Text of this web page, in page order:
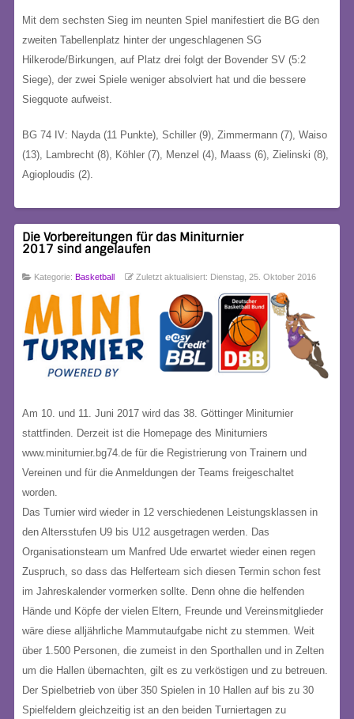
Mit dem sechsten Sieg im neunten Spiel manifestiert die BG den
zweiten Tabellenplatz hinter der ungeschlagenen SG
Hilkerode/Birkungen, auf Platz drei folgt der Bovender SV (5:2
Siege), der zwei Spiele weniger absolviert hat und die bessere
Siegquote aufweist.
BG 74 IV: Nayda (11 Punkte), Schiller (9), Zimmermann (7), Waiso
(13), Lambrecht (8), Köhler (7), Menzel (4), Maass (6), Zielinski (8),
Agioploudis (2).
Die Vorbereitungen für das Miniturnier
2017 sind angelaufen
Kategorie: Basketball Zuletzt aktualisiert: Dienstag, 25. Oktober 2016
Am 10. und 11. Juni 2017 wird das 38. Göttinger Miniturnier
stattfinden. Derzeit ist die Homepage des Miniturniers
www.miniturnier.bg74.de für die Registrierung von Trainern und
Vereinen und für die Anmeldungen der Teams freigeschaltet
worden.
Das Turnier wird wieder in 12 verschiedenen Leistungsklassen in
den Altersstufen U9 bis U12 ausgetragen werden. Das
Organisationsteam um Manfred Ude erwartet wieder einen regen
Zuspruch, so dass das Helferteam sich diesen Termin schon fest
im Jahreskalender vormerken sollte. Denn ohne die helfenden
Hände und Köpfe der vielen Eltern, Freunde und Vereinsmitglieder
wäre diese alljährliche Mammutaufgabe nicht zu stemmen. Weit
über 1.500 Personen, die zumeist in den Sporthallen und in Zelten
um die Hallen übernachten, gilt es zu verköstigen und zu betreuen.
Der Spielbetrieb von über 350 Spielen in 10 Hallen auf bis zu 30
Spielfeldern gleichzeitig ist an den beiden Turniertagen zu